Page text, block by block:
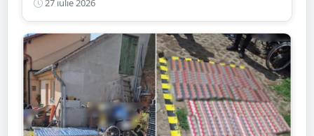
Spitalului Județean
27 iulie 2026